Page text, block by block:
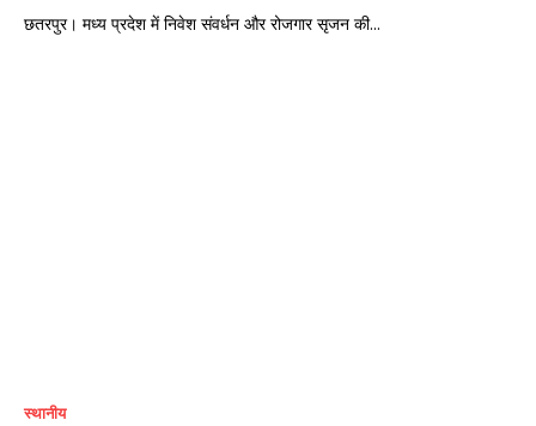
छतरपुर। मध्य प्रदेश में निवेश संवर्धन और रोजगार सृजन की...
स्थानीय